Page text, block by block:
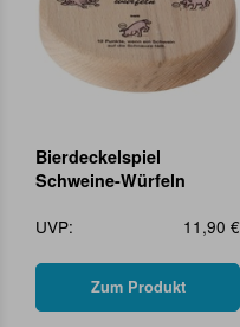
Bierdeckelspiel
Schweine-Würfeln
UVP:
11,90 €
Zum Produkt